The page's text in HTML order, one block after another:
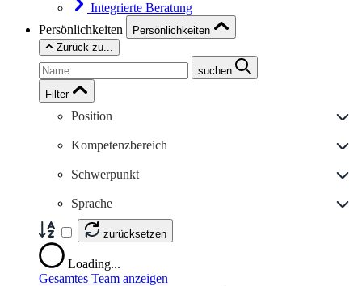
Integrierte Beratung
Persönlichkeiten
Persönlichkeiten
Zurück zu...
suchen
Filter
Position
Kompetenzbereich
Schwerpunkt
Sprache
zurücksetzen
Loading...
Gesamtes Team anzeigen